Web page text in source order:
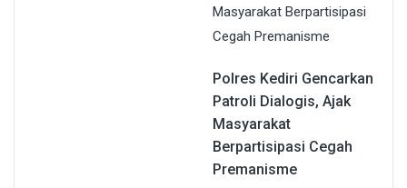
Polres Kediri Gencarkan
Patroli Dialogis, Ajak
Masyarakat
Berpartisipasi Cegah
Premanisme